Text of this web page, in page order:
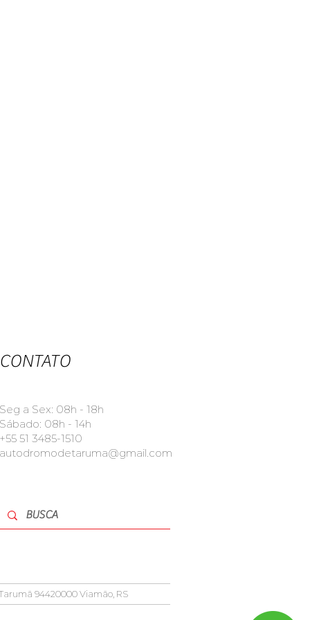
CONTATO
Seg a Sex: 08h - 18h
Sábado: 08h - 14h
+55 51 3485-1510
autodromodetaruma@gmail.com
94420000 Viamão, RS